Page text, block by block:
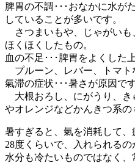
脾胃の不調･･･おなかに水が
していることが多いです。
さつまいもや、じゃがいも
ほくほくしたもの。
血の不足･･･脾胃をよくした上
プルーン、レバー、トマト
氣滞の症状･･･暑さが原因で
大根おろし、にがうり、き
やオレンジなどかんきつ系の
暑すぎると、氣を消耗して
28度くらいで、入れられるの
水分も冷たいものではなく